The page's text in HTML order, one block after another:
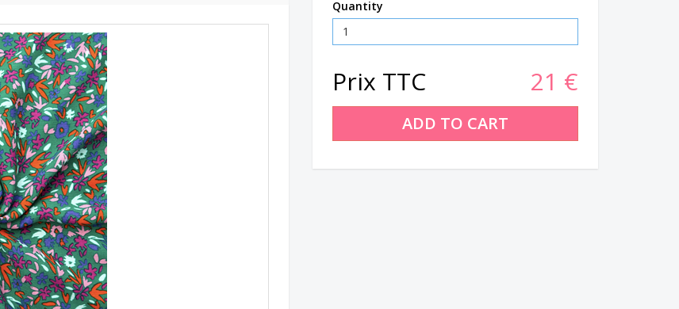
Quantity
Prix TTC 21 €